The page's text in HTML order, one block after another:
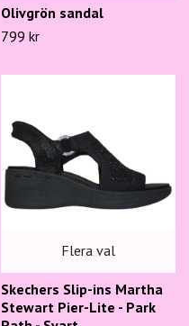
Olivgrön sandal
799 kr
Flera val
Skechers Slip-ins Martha
Stewart Pier-Lite - Park